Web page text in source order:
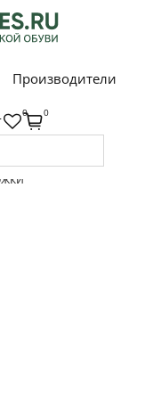
Производители
0 0